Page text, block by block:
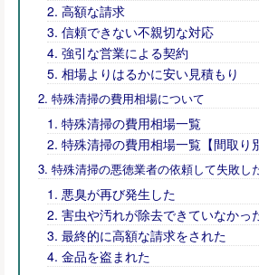
高額な請求
信頼できない不親切な対応
強引な営業による契約
相場よりはるかに安い見積もり
特殊清掃の費用相場について
特殊清掃の費用相場一覧
特殊清掃の費用相場一覧【間取り
特殊清掃の悪徳業者の依頼して失敗し
悪臭が再び発生した
害虫や汚れが除去できていなかっ
最終的に高額な請求をされた
金品を盗まれた